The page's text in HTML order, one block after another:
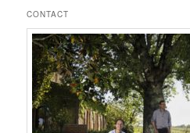
CONTACT